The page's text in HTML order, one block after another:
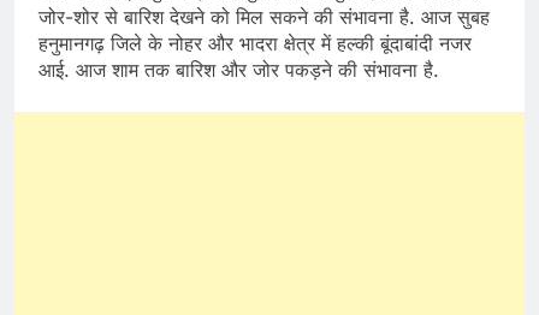
जोर-शोर से बारिश देखने को मिल सकने की संभावना है. आज सुबह
हनुमानगढ़ जिले के नोहर और भादरा क्षेत्र में हल्की बूंदाबांदी नजर
आई. आज शाम तक बारिश और जोर पकड़ने की संभावना है.